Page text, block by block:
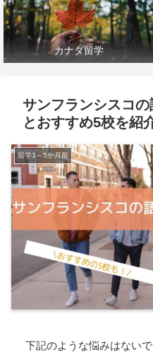
カナダ留学
サンフランシスコ
とおすすめ5校を紹
留学3～5か月前
下記のような悩みはない